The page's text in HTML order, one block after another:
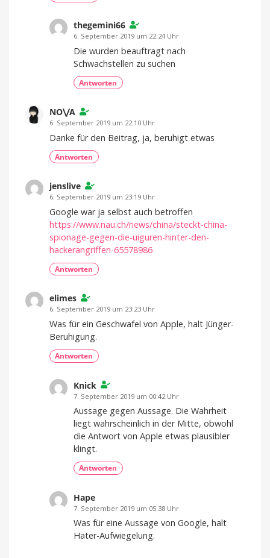
thegemini66
6. September 2019 um 22:24 Uhr
Die wurden beauftragt nach
Schwachstellen zu suchen
Antworten
NO⋁A
6. September 2019 um 22:10 Uhr
Danke für den Beitrag, ja, beruhigt etwas
Antworten
jenslive
6. September 2019 um 23:19 Uhr
Google war ja selbst auch betroffen
https://www.nau.ch/news/china/steckt-china-
spionage-gegen-die-uiguren-hinter-den-
hackerangriffen-65578986
Antworten
elimes
6. September 2019 um 23:23 Uhr
Was für ein Geschwafel von Apple, halt Jünger-
Beruhigung.
Antworten
Knick
7. September 2019 um 00:42 Uhr
Aussage gegen Aussage. Die Wahrheit
liegt wahrscheinlich in der Mitte, obwohl
die Antwort von Apple etwas plausibler
klingt.
Antworten
Hape
7. September 2019 um 05:38 Uhr
Was für eine Aussage von Google, halt
Hater-Aufwiegelung.